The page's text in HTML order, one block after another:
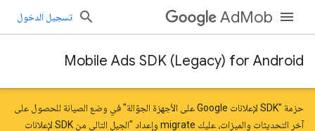
AdMob تسجيل الدخول
Mobile Ads SDK (Legacy) for Android
حزمة "SDK لإعلانات Google على الأجهزة الجوّالة" في وضع الصيانة للحصول على
آخر التحديثات والميزات، عليك migrate و
إعداد "الجيل التالي من SDK لإعلانات